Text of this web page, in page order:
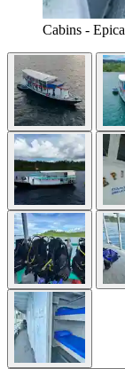
Cabins - Epica